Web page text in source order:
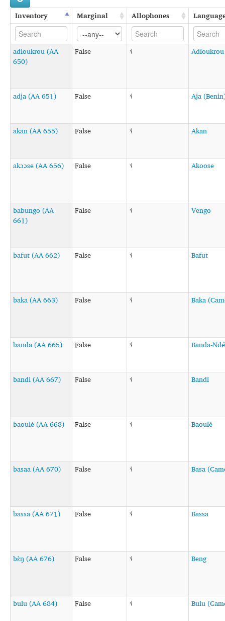
Inventory Marginal Allophones
adioukrou (AA
650)
False ˦˨ Adioukrou
adja (AA 651) False ˦˨ Aja
akan (AA 655) False ˦˨ Akan
akɔɔse (AA 656) False ˦˨ Akoose
babungo (AA
661)
False ˦˨ Vengo
bafut (AA 662) False ˦˨ Bafut
baka (AA 663) False ˦˨ Baka
banda (AA 665) False ˦˨ Banda-
bandi (AA 667) False ˦˨ Bandi
baoulé (AA 668) False ˦˨ Baoulé
basaa (AA 670) False ˦˨ Basa
bassa (AA 671) False ˦˨ Bassa
bɛ̀ŋ (AA 676) False ˦˨ Beng
bulu (AA 684) False ˦˨ Bulu